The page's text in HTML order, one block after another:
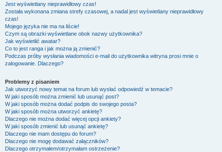
Jest wyświetlany nieprawidłowy czas!
Została wykonana zmiana strefy czasowej, a nadal jest wyświetlany nieprawidłowy
czas!
Mojego języka nie ma na liście!
Czym są obrazki wyświetlane obok nazwy użytkownika?
Jak wyświetlić awatar?
Co to jest ranga i jak można ją zmienić?
Podczas próby wysłania wiadomości e-mail do użytkownika witryna prosi mnie o
zalogowanie. Dlaczego?
Problemy z pisaniem
Jak utworzyć nowy temat na forum lub wysłać odpowiedź w temacie?
W jaki sposób można zmienić lub usunąć post?
W jaki sposób można dodać podpis do swojego posta?
W jaki sposób można utworzyć ankietę?
Dlaczego nie można dodać więcej opcji ankiety?
W jaki sposób zmienić lub usunąć ankietę?
Dlaczego nie mam dostępu do forum?
Dlaczego nie mogę dodawać załączników?
Dlaczego otrzymałem/otrzymałam ostrzeżenie?